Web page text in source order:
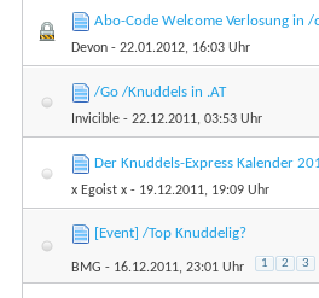
Abo-Code Welcome Verlosung in /
Devon - 22.01.2012, 16:03 Uhr
/Go /Knuddels in .AT
Invicible - 22.12.2011, 03:53 Uhr
Der Knuddels-Express Kalender
x Egoist x - 19.12.2011, 19:09 Uhr
[Event] /Top Knuddelig?
BMG - 16.12.2011, 23:01 Uhr 1 2 3